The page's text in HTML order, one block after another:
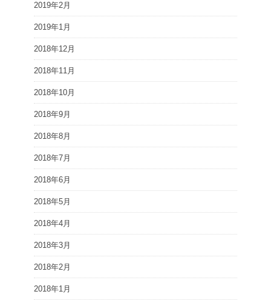
2019年2月
2019年1月
2018年12月
2018年11月
2018年10月
2018年9月
2018年8月
2018年7月
2018年6月
2018年5月
2018年4月
2018年3月
2018年2月
2018年1月